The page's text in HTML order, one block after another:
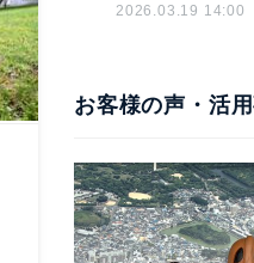
2026.03.19 14:00
お客様の声・活